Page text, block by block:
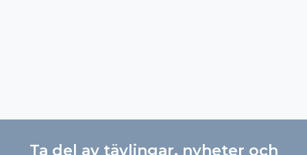
Ta del av tävlingar, nyheter och